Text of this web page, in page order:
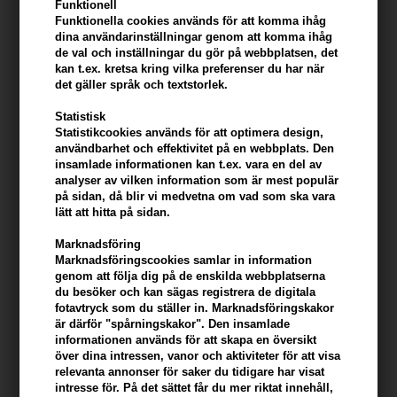
Funktionell
Funktionella cookies används för att komma ihåg
dina användarinställningar genom att komma ihåg
de val och inställningar du gör på webbplatsen, det
kan t.ex. kretsa kring vilka preferenser du har när
det gäller språk och textstorlek.
Statistisk
Statistikcookies används för att optimera design,
användbarhet och effektivitet på en webbplats. Den
insamlade informationen kan t.ex. vara en del av
analyser av vilken information som är mest populär
på sidan, då blir vi medvetna om vad som ska vara
lätt att hitta på sidan.
Marknadsföring
Marknadsföringscookies samlar in information
genom att följa dig på de enskilda webbplatserna
du besöker och kan sägas registrera de digitala
fotavtryck som du ställer in. Marknadsföringskakor
är därför "spårningskakor". Den insamlade
informationen används för att skapa en översikt
över dina intressen, vanor och aktiviteter för att visa
relevanta annonser för saker du tidigare har visat
intresse för. På det sättet får du mer riktat innehåll,
Om du önskar att byta eller skicka en vara, ska du vara
uppmärksam på att varanskavara i originalemballage og om varan
har tappat värde, och grunden till det är att du har använt varan på
ett annat sätt, kan du endast få en del av köpbeloppet tillbaka.
Packa in varan i originalemballaget som angett ovanför
Packa in varan försiktigt så den inte skadas under transport
Ångra köp och hitta returetikett här.
När paketet returneras drar vi 59,00 kr i returfrakt innan vi
återbetalar köpesumman. Använder du din egen returetikett gör vi
självklart inget avdrag på 59,00 kr.
Paketet skickas till:
Hair247
Frisenborgvej 6A
DK-7800 Skive